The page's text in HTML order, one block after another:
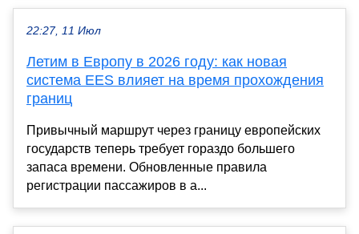
22:27, 11 Июл
Летим в Европу в 2026 году: как новая
система EES влияет на время прохождения
границ
Привычный маршрут через границу европейских
государств теперь требует гораздо большего
запаса времени. Обновленные правила
регистрации пассажиров в а...